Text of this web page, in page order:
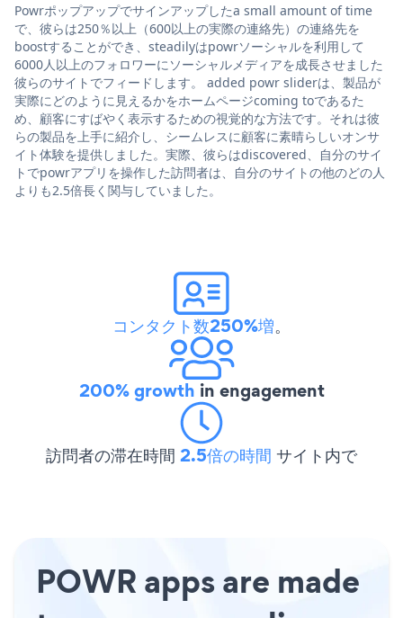
Powrポップアップでサインアップしたa small amount of time
で、彼らは250％以上（600以上の実際の連絡先）の連絡先を
boostすることができ、steadilyはpowrソーシャルを利用して
6000人以上のフォロワーにソーシャルメディアを成長させました
彼らのサイトでフィードします。 added powr sliderは、製品が
実際にどのように見えるかをホームページcoming toであるた
め、顧客にすばやく表示するための視覚的な方法です。それは彼
らの製品を上手に紹介し、シームレスに顧客に素晴らしいオンサ
イト体験を提供しました。実際、彼らはdiscovered、自分のサイ
トでpowrアプリを操作した訪問者は、自分のサイトの他のどの人
よりも2.5倍長く関与していました。
コンタクト数250%増。
200% growth in engagement
訪問者の滞在時間 2.5倍の時間 サイト内で
POWR apps are made